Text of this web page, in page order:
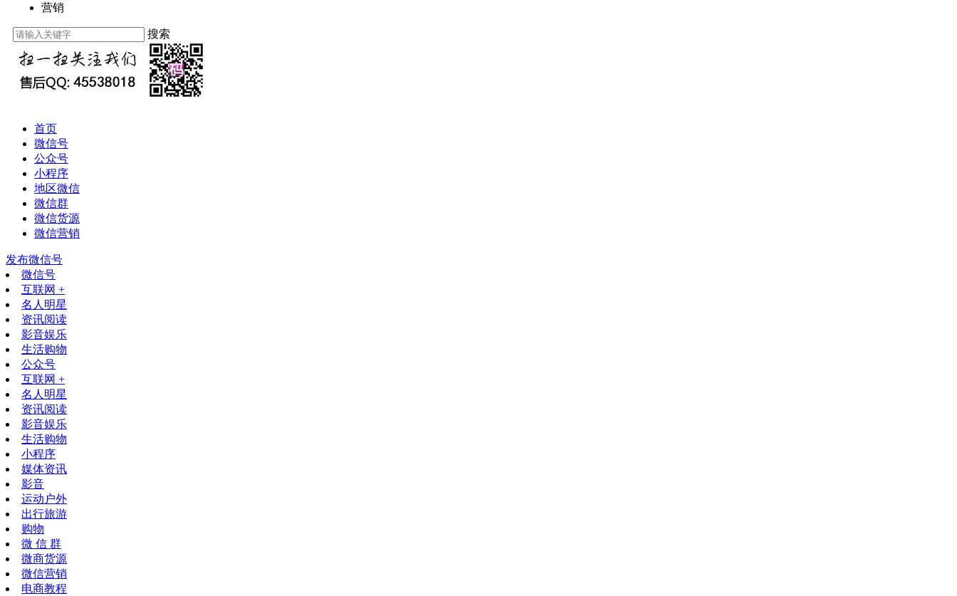
营销
搜索
首页
微信号
公众号
小程序
地区微信
微信群
微信货源
微信营销
发布微信号
微信号
互联网 +
名人明星
资讯阅读
影音娱乐
生活购物
公众号
互联网 +
名人明星
资讯阅读
影音娱乐
生活购物
小程序
媒体资讯
影音
运动户外
出行旅游
购物
微 信 群
微商货源
微信营销
电商教程